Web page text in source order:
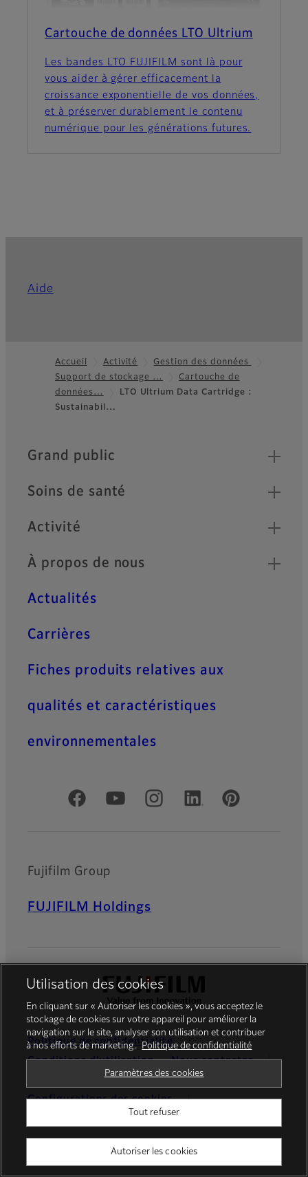
Cartouche de données LTO Ultrium
Les bandes LTO FUJIFILM sont là pour
vous aider à gérer efficacement la
croissance exponentielle de vos données,
et à préserver durablement le contenu
numérique pour les générations futures.
Aide
Footer
Accueil Activité
Gestion des données
Support de stockage …
Cartouche de
données…
LTO Ultrium Data Cartridge :
Sustainabil…
Quick Links
Grand public
Soins de santé
Activité
À propos de nous
Actualités
Carrières
Fiches produits relatives aux
qualités et caractéristiques
environnementales
Comptes officiels réseaux sociaux
Fujifilm Group
FUJIFILM Holdings
Politique de confidentialité
Conditions d’utilisation
Nous contacter
Médias Sociaux
Application mobile
Configurations des cookies
Utilisation des cookies
En cliquant sur « Autoriser les cookies », vous acceptez le
stockage de cookies sur votre appareil pour améliorer la
navigation sur le site, analyser son utilisation et contribuer
à nos efforts de marketing. Politique de confidentialité
Paramètres des cookies
Tout refuser
Autoriser les cookies